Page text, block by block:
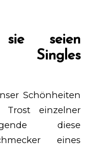
seien
Singles
Schönheiten
einzelner
diese
eines